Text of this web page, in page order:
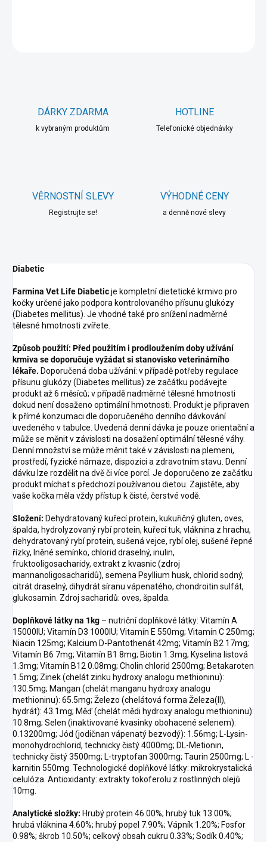
DÁRKY ZDARMA
k vybraným produktům
HOTLINE
Telefonické objednávky
VĚRNOSTNÍ SLEVY
Registrujte se!
VÝHODNÉ CENY
a denně nové slevy
Diabetic
Farmina Vet Life Diabeticje kompletní dietetické krmivo pro
kočky určené jako podpora kontrolovaného přísunu glukózy
(Diabetes mellitus). Je vhodné také pro snížení nadměrné
tělesné hmotnosti zvířete.
Způsob použití: Před použitím i prodloužením doby užívání
krmiva se doporučuje vyžádat si stanovisko veterinárního
lékaře. Doporučená doba užívání: v případě potřeby regulace
přísunu glukózy (Diabetes mellitus) ze začátku podávejte
produkt až 6 měsíců; v případě nadměrné tělesné hmotnosti
dokud není dosaženo optimální hmotnosti. Produkt je připraven
k přímé konzumaci dle doporučeného denního dávkování
uvedeného v tabulce. Uvedená denní dávka je pouze orientační a
může se měnit v závislosti na dosažení optimální tělesné váhy.
Denní množství se může měnit také v závislosti na plemeni,
prostředí, fyzické námaze, dispozici a zdravotním stavu. Denní
dávku lze rozdělit na dvě či více porcí. Je doporučeno ze začátku
produkt míchat s předchozí používanou dietou. Zajistěte, aby
vaše kočka měla vždy přístup k čisté, čerstvé vodě.
Složení: Dehydratovaný kuřecí protein, kukuřičný gluten, oves,
špalda, hydrolyzovaný rybí protein, kuřecí tuk, vláknina z hrachu,
dehydratovaný rybí protein, sušená vejce, rybí olej, sušené řepné
řízky, lněné semínko, chlorid draselný, inulin,
fruktooligosacharidy, extrakt z kvasnic (zdroj
mannanoligosacharidů), semena Psyllium husk, chlorid sodný,
citrát draselný, dihydrát síranu vápenatého, chondroitin sulfát,
glukosamin. Zdroj sacharidů: oves, špalda.
Doplňkové látky na 1kg – nutriční doplňkové látky: Vitamín A
15000IU; Vitamín D3 1000IU; Vitamín E 550mg; Vitamín C 250mg;
Niacin 125mg; Kalcium D-Pantothenát 42mg; Vitamín B2 17mg;
Vitamín B6 7mg; Vitamín B1 8mg; Biotin 1.3mg; Kyselina listová
1.3mg; Vitamín B12 0.08mg; Cholin chlorid 2500mg; Betakaroten
1.5mg; Zinek (chelát zinku hydroxy analogu methioninu):
130.5mg; Mangan (chelát manganu hydroxy analogu
methioninu): 65.5mg; Železo (chelátová forma Železa(II),
hydrát): 43.1mg; Měď (chelát mědi hydroxy analogu methioninu):
10.8mg; Selen (inaktivované kvasinky obohacené selenem):
0.13200mg; Jód (jodičnan vápenatý bezvodý): 1.56mg; L-Lysin-
monohydrochlorid, technicky čistý 4000mg; DL-Metionin,
technicky čistý 3500mg; L-tryptofan 3000mg; Taurin 2500mg; L -
karnitin 550mg. Technologické doplňkové látky: mikrokrystalická
celulóza. Antioxidanty: extrakty tokoferolu z rostlinných olejů
10mg.
Analytické složky: Hrubý protein 46.00%; hrubý tuk 13.00%;
hrubá vláknina 4.60%; hrubý popel 7.90%; Vápník 1.20%; Fosfor
0.98%; škrob 10.50%; celkový obsah cukru 0.33%; Sodík 0.40%;